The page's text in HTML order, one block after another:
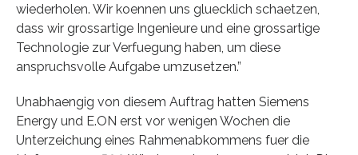
wiederholen. Wir koennen uns gluecklich schaetzen,
dass wir grossartige Ingenieure und eine grossartige
Technologie zur Verfuegung haben, um diese
anspruchsvolle Aufgabe umzusetzen.”
Unabhaengig von diesem Auftrag hatten Siemens
Energy und E.ON erst vor wenigen Wochen die
Unterzeichung eines Rahmenabkommens fuer die